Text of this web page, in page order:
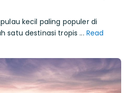
kecil paling populer di
satu destinasi tropis ... Read